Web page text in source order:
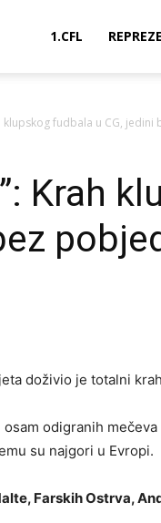
1.CFL
klupskog fudbala u CG, jedini
Krah
doživio je totalni
odigranih
su najgori u Evropi.
Farskih Ostrva,